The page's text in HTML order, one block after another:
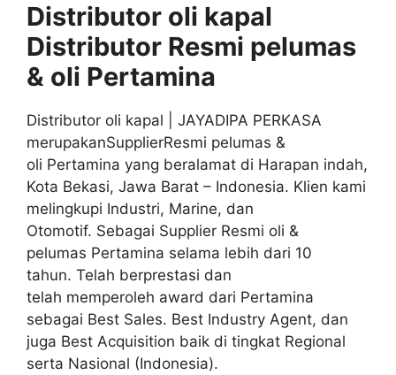
Distributor oli kapal
Distributor Resmi pelumas
& oli Pertamina
Distributor oli kapal | JAYADIPA PERKASA
merupakanSupplierResmi pelumas &
oli Pertamina yang beralamat di Harapan indah,
Kota Bekasi, Jawa Barat – Indonesia. Klien kami
melingkupi Industri, Marine, dan
Otomotif. Sebagai Supplier Resmi oli &
pelumas Pertamina selama lebih dari 10
tahun. Telah berprestasi dan
telah memperoleh award dari Pertamina
sebagai Best Sales. Best Industry Agent, dan
juga Best Acquisition baik di tingkat Regional
serta Nasional (Indonesia).